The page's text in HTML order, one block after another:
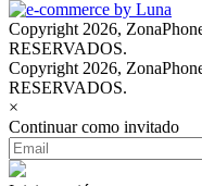
Copyright 2026,
RESERVADOS.
Copyright 2026,
RESERVADOS.
×
Continuar como invitado